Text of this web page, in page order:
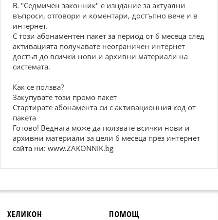
В. "Седмичен законник" е изцдание за актуални
въпроси, отговори и коментари, достъпно вече и в
интернет.
С този абонаментен пакет за период от 6 месеца след
активацията получавате неограничен интернет
достъп до всички нови и архивни материали на
системата.
Как се ползва?
Закупувате този промо пакет
Стартирате абонамента си с активационния код от
пакета
Готово! Веднага може да ползвате всички нови и
архивни материали за цели 6 месеца през интернет
сайта ни: www.ZAKONNIK.bg
ХЕЛИКОН ПОМОЩ